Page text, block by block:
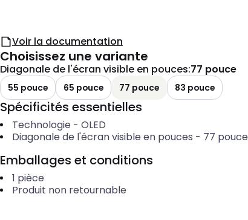
Voir la documentation
Choisissez une variante
Diagonale de l'écran visible en pouces:77 pouce
55 pouce 65 pouce 77 pouce 83 pouce
Spécificités essentielles
Technologie - OLED
Diagonale de l'écran visible en pouces - 77 pouce
Emballages et conditions
1 pièce
Produit non retournable